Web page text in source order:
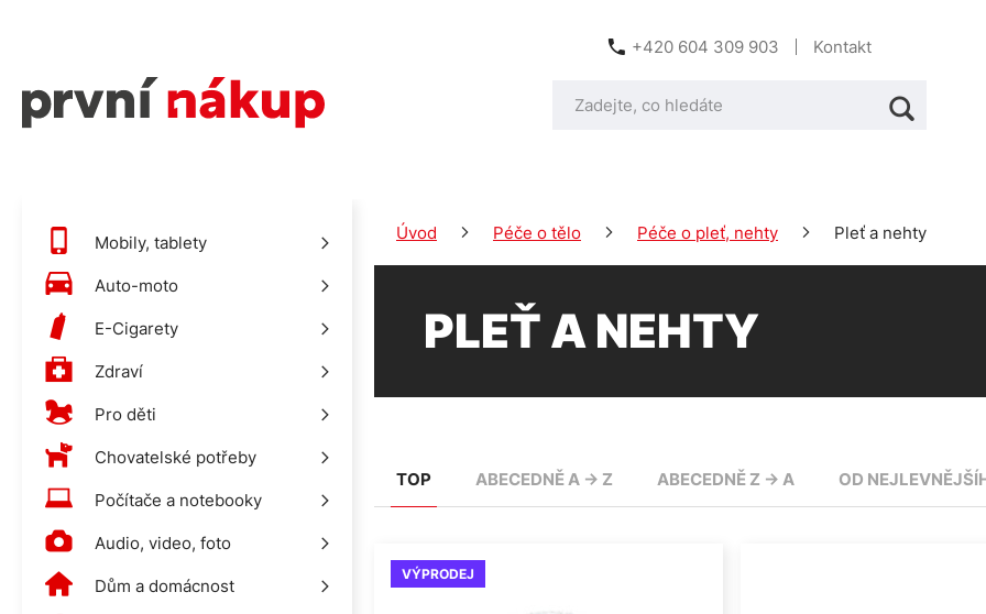
+420 604 309 903 Kontakt
Úvod Péče o tělo Péče o pleť, nehty Pleť a nehty
PLEŤ A NEHTY
TOP ABECEDNĚ A -> Z ABECEDNĚ Z -> A OD
VÝPRODEJ
Mobily, tablety
Auto-moto
E-Cigarety
Zdraví
Pro děti
Chovatelské potřeby
Počítače a notebooky
Audio, video, foto
Dům a domácnost